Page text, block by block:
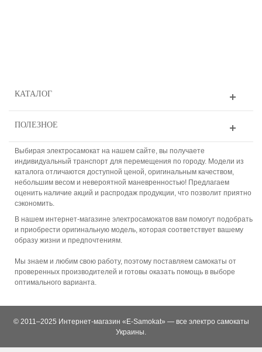
КАТАЛОГ
ПОЛЕЗНОЕ
Выбирая электросамокат на нашем сайте, вы получаете
индивидуальный транспорт для перемещения по городу. Модели из
каталога отличаются доступной ценой, оригинальным качеством,
небольшим весом и невероятной маневренностью! Предлагаем
оценить наличие акций и распродаж продукции, что позволит приятно
сэкономить.
В нашем интернет-магазине электросамокатов вам помогут подобрать
и приобрести оригинальную модель, которая соответствует вашему
образу жизни и предпочтениям.
Мы знаем и любим свою работу, поэтому поставляем самокаты от
проверенных производителей и готовы оказать помощь в выборе
оптимального варианта.
© 2011–2025 Интернет-магазин «E-Samokat» — все электро самокаты
Украины.